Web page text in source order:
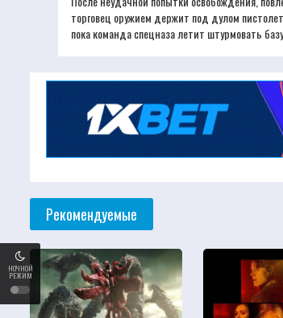
НОЧНОЙ
РЕЖИМ
торговец оружием держит под дулом
пока команда спецназа летит штурмовать
Рекомендуемые